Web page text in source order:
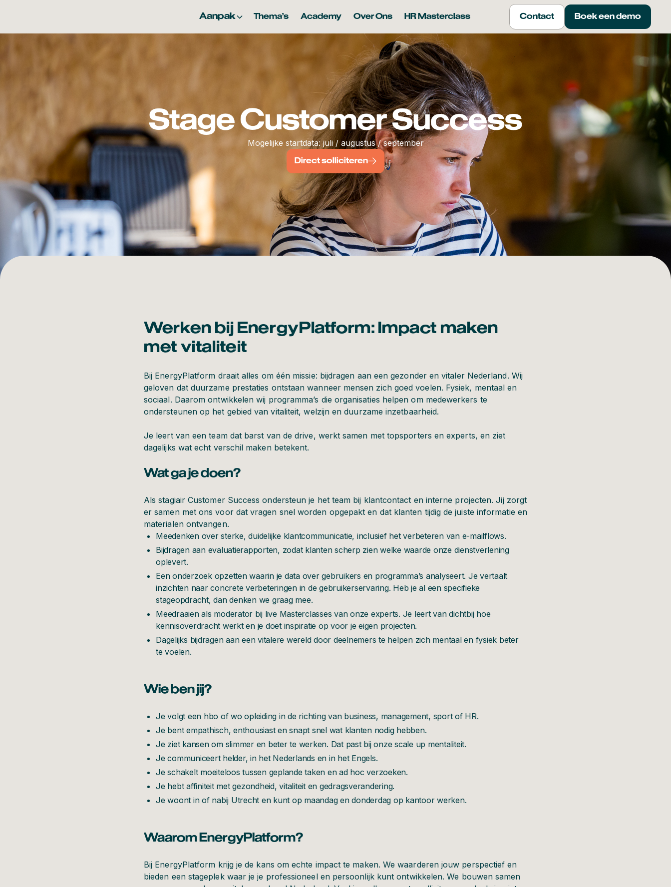
Aanpak Thema's Academy Over Ons HR Masterclass Contact Boek een demo
Stage Customer Success
Mogelijke startdata: juli / augustus / september
Direct solliciteren
Werken bij EnergyPlatform: Impact maken
met vitaliteit
Bij EnergyPlatform draait alles om één missie: bijdragen aan een gezonder en vitaler Nederland. Wij
geloven dat duurzame prestaties ontstaan wanneer mensen zich goed voelen. Fysiek, mentaal en
sociaal. Daarom ontwikkelen wij programma’s die organisaties helpen om medewerkers te
ondersteunen op het gebied van vitaliteit, welzijn en duurzame inzetbaarheid.
Je leert van een team dat barst van de drive, werkt samen met topsporters en experts, en ziet
dagelijks wat echt verschil maken betekent.
Wat ga je doen?
Als stagiair Customer Success ondersteun je het team bij klantcontact en interne projecten. Jij zorgt
er samen met ons voor dat vragen snel worden opgepakt en dat klanten tijdig de juiste informatie en
materialen ontvangen.
Meedenken over sterke, duidelijke klantcommunicatie, inclusief het verbeteren van e-mailflows.
Bijdragen aan evaluatierapporten, zodat klanten scherp zien welke waarde onze dienstverlening
oplevert.
Een onderzoek opzetten waarin je data over gebruikers en programma’s analyseert. Je vertaalt
inzichten naar concrete verbeteringen in de gebruikerservaring. Heb je al een specifieke
stageopdracht, dan denken we graag mee.
Meedraaien als moderator bij live Masterclasses van onze experts. Je leert van dichtbij hoe
kennisoverdracht werkt en je doet inspiratie op voor je eigen projecten.
Dagelijks bijdragen aan een vitalere wereld door deelnemers te helpen zich mentaal en fysiek beter
te voelen.
Wie ben jij?
Je volgt een hbo of wo opleiding in de richting van business, management, sport of HR.
Je bent empathisch, enthousiast en snapt snel wat klanten nodig hebben.
Je ziet kansen om slimmer en beter te werken. Dat past bij onze scale up mentaliteit.
Je communiceert helder, in het Nederlands en in het Engels.
Je schakelt moeiteloos tussen geplande taken en ad hoc verzoeken.
Je hebt affiniteit met gezondheid, vitaliteit en gedragsverandering.
Je woont in of nabij Utrecht en kunt op maandag en donderdag op kantoor werken.
Waarom EnergyPlatform?
Bij EnergyPlatform krijg je de kans om echte impact te maken. We waarderen jouw perspectief en
bieden een stageplek waar je je professioneel en persoonlijk kunt ontwikkelen. We bouwen samen